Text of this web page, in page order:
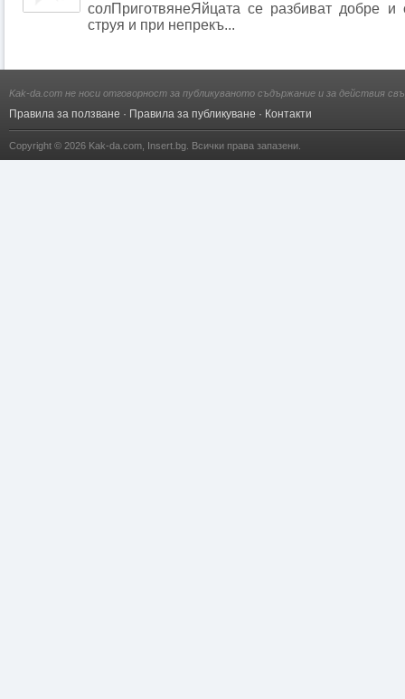
солПриготвянеЯйцата се разбиват добре и
струя и при непрекъ...
Kak-da.com не носи отговорност за публикуваното съдържание и за действия
Правила за ползване · Правила за публикуване · Контакти
Copyright © 2026 Kak-da.com Insert.bg . Всички права запазени.